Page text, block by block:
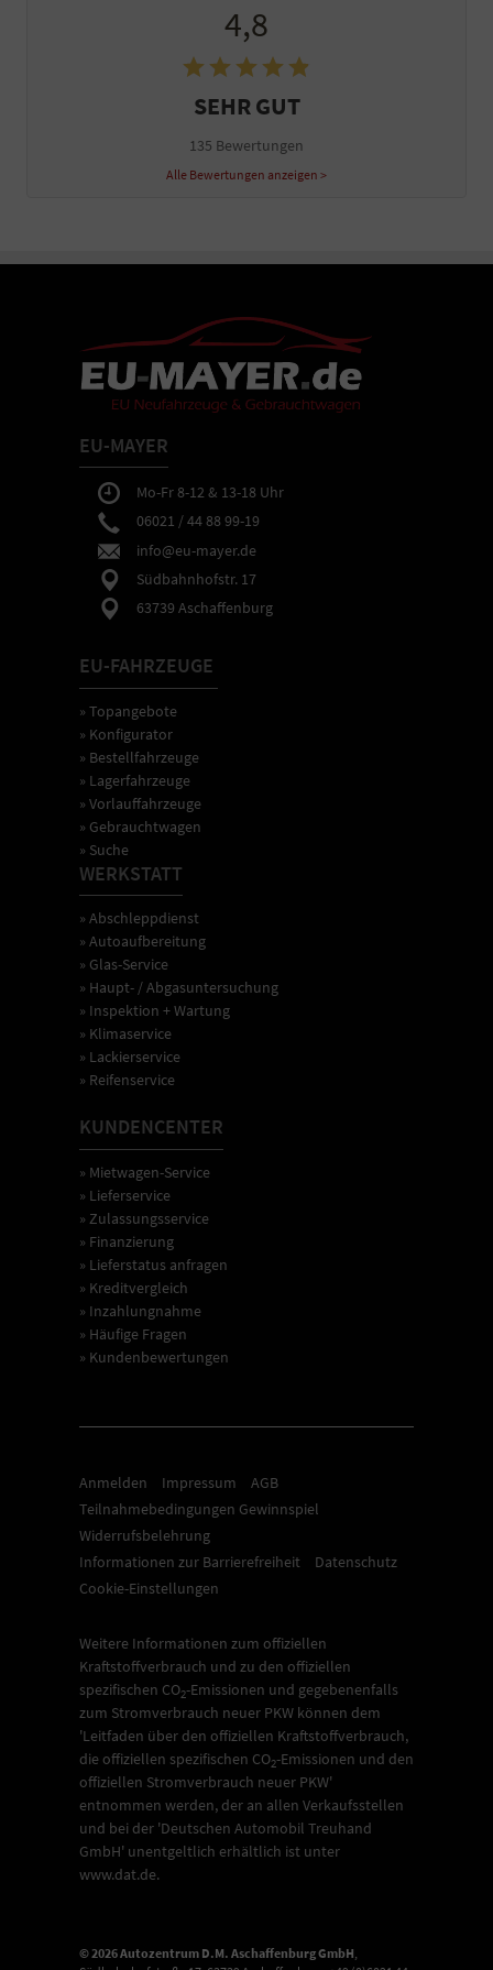
4,8
SEHR GUT
135 Bewertungen
Alle Bewertungen anzeigen >
EU-MAYER
Mo-Fr 8-12 & 13-18 Uhr
06021 / 44 88 99-19
info@eu-mayer.de
Südbahnhofstr. 17
63739 Aschaffenburg
EU-FAHRZEUGE
» Topangebote
» Konfigurator
» Bestellfahrzeuge
» Lagerfahrzeuge
» Vorlauffahrzeuge
» Gebrauchtwagen
» Suche
WERKSTATT
» Abschleppdienst
» Autoaufbereitung
» Glas-Service
» Haupt- / Abgasuntersuchung
» Inspektion + Wartung
» Klimaservice
» Lackierservice
» Reifenservice
KUNDENCENTER
» Mietwagen-Service
» Lieferservice
» Zulassungsservice
» Finanzierung
» Lieferstatus anfragen
» Kreditvergleich
» Inzahlungnahme
» Häufige Fragen
» Kundenbewertungen
Anmelden Impressum
AGB
Teilnahmebedingungen Gewinnspiel
Widerrufsbelehrung
Informationen zur Barrierefreiheit
Datenschutz
Cookie-Einstellungen
Weitere Informationen zum offiziellen
Kraftstoffverbrauch und zu den offiziellen
spezifischen CO2-Emissionen und gegebenenfalls
zum Stromverbrauch neuer PKW können dem
'Leitfaden über den offiziellen Kraftstoffverbrauch,
die offiziellen spezifischen CO2-Emissionen und den
offiziellen Stromverbrauch neuer PKW'
entnommen werden, der an allen Verkaufsstellen
und bei der 'Deutschen Automobil Treuhand
GmbH' unentgeltlich erhältlich ist unter
www.dat.de.
© 2026Autozentrum D.M. Aschaffenburg GmbH,